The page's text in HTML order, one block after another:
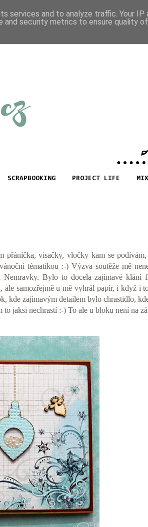
SCRAPBOOKING PROJECT LIFE
přáníčka, visačky, vločky kam se podívám,
tématikou :-) Výzva soutěže mě
Nemravky. Bylo to docela zajímavé klání
samozřejmě u mě vyhrál papír, i když i
kde zajímavým detailem bylo chrastidlo,
jaksi nechrastí :-) To ale u bloku není na
services and to analyze traffic. Your IP
and security metrics to ensure quality